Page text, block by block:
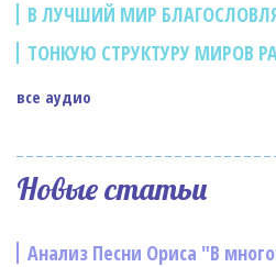
В ЛУЧШИЙ МИР
ТОНКУЮ СТРУКТУРУ МИРОВ
все аудио
Новые статьи
Анализ Песни Ориса "В